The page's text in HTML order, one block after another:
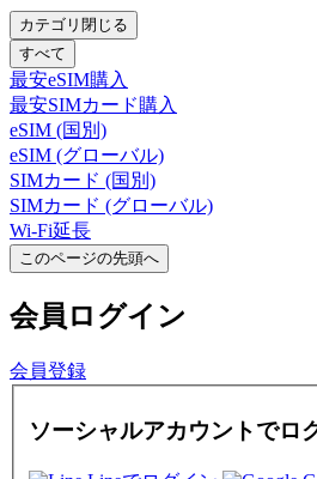
カテゴリ閉じる
すべて
最安eSIM購入
最安SIMカード購入
eSIM (国別)
eSIM (グローバル)
SIMカード (国別)
SIMカード (グローバル)
Wi-Fi延長
このページの先頭へ
会員 ログイン
会員登録
ソーシャルアカウントでロ